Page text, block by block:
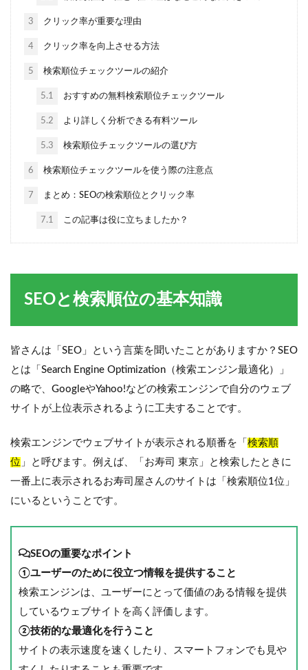
3 クリック率が重要な理由
4 クリック率を向上させる方法
5 検索順位チェックツールの紹介
5.1 おすすめの無料検索順位チェックツール
5.2 より詳しく分析できる有料ツール
5.3 検索順位チェックツールの選び方
6 検索順位チェックツールを使う際の注意点
7 まとめ：SEOの検索順位とクリック率
7.1 この記事は役に立ちましたか？
SEOと検索順位の基本知識
皆さんは「SEO」という言葉を聞いたことがありますか？SEO
とは「Search Engine Optimization（検索エンジン最適化）」
の略で、GoogleやYahoo!などの検索エンジンで自分のウェブ
サイトが上位表示されるように工夫することです。
検索エンジンでウェブサイトが表示される順番を「 検索順
位 」と呼びます。例えば、「お寿司 東京」と検索したときに
一番上に表示されるお寿司屋さんのサイトは「検索順位1位」
にいるということです。
SEOの重要なポイント
①ユーザーのために役立つ情報を提供すること
検索エンジンは、ユーザーにとって価値のある情報を提供
しているウェブサイトを高く評価します。
②技術的な最適化を行うこと
サイトの表示速度を速くしたり、スマートフォンでも見や